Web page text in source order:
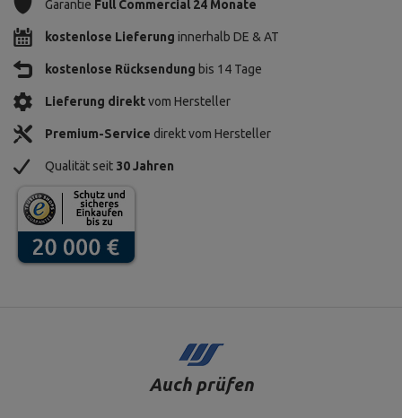
Garantie Full Commercial 24 Monate
kostenlose Lieferung innerhalb DE & AT
kostenlose Rücksendung bis 14 Tage
Lieferung direktvom Hersteller
Premium-Service direkt vom Hersteller
Qualität seit 30 Jahren
Auch prüfen